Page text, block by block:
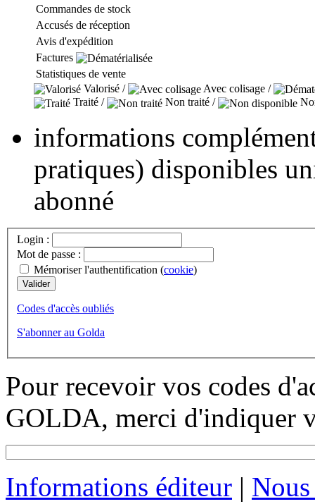
Commandes de stock
Accusés de réception
Avis d'expédition
Factures
Statistiques de vente
Valorisé /
Avec colisage /
Traité /
Non traité /
informations
pratiques) disponibles
abonné
Login :
Mot de passe :
Mémoriser l'authentification (cookie)
Codes d'accès oubliés
S'abonner au Golda
Pour recevoir vos codes
GOLDA, merci d'indiquer
Informations éditeur |